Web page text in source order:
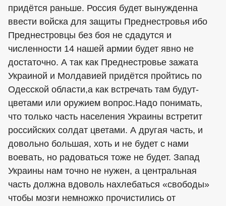
придётся раньше. Россия будет вынужденна
ввести войска для защиты Преднестровья ибо
Преднестровцы без боя не сдадутся и
численности 14 нашей армии будет явно не
достаточно. А так как Преднестровье зажата
Украиной и Молдавией придётся пройтись по
Одесской области,а как встречать там будут-
цветами или оружием вопрос.Надо понимать,
что только часть населения Украины встретит
российских солдат цветами. А другая часть, и
довольно большая, хоть и не будет с нами
воевать, но радоваться тоже не будет. Запад
Украины нам точно не нужен, а центральная
часть должна вдоволь нахлебаться «свободы»
чтобы мозги немножко прочистились от